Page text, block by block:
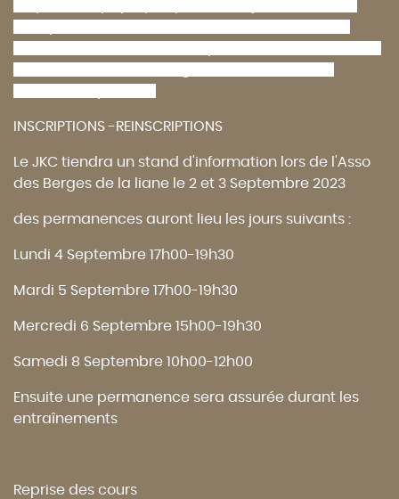
INSCRIPTIONS -REINSCRIPTIONS
Le JKC tiendra un stand d'information lors de l'Asso
des Berges de la liane le 2 et 3 Septembre 2023
des permanences auront lieu les jours suivants :
Lundi 4 Septembre 17h00-19h30
Mardi 5 Septembre 17h00-19h30
Mercredi 6 Septembre 15h00-19h30
Samedi 8 Septembre 10h00-12h00
Ensuite une permanence sera assurée durant les
entraînements
Reprise des cours